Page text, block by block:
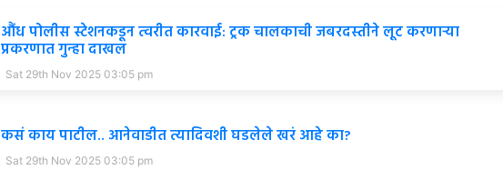
औंध पोलीस स्टेशनकडून त्वरीत कारवाई: ट्रक चालकाची जबरदस्तीने लूट करणाऱ्या
प्रकरणात गुन्हा दाखल
Sat 29th Nov 2025 03:05 pm
कसं काय पाटील.. आनेवाडीत त्यादिवशी घडलेले खरं आहे का?
Sat 29th Nov 2025 03:05 pm